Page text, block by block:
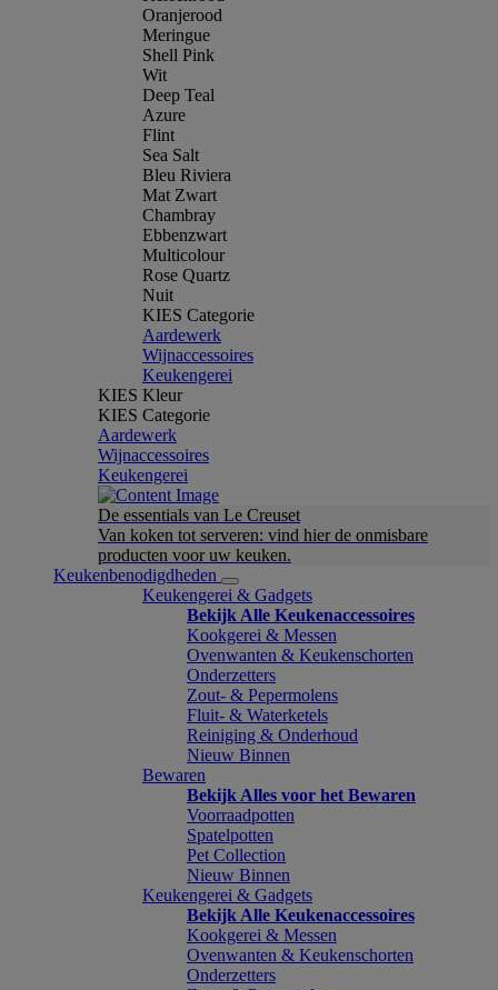
Oranjerood
Meringue
Shell Pink
Wit
Deep Teal
Azure
Flint
Sea Salt
Bleu Riviera
Mat Zwart
Chambray
Ebbenzwart
Multicolour
Rose Quartz
Nuit
KIES Categorie
Aardewerk
Wijnaccessoires
Keukengerei
KIES Kleur
KIES Categorie
Aardewerk
Wijnaccessoires
Keukengerei
De essentials van Le Creuset
Van koken tot serveren: vind hier de onmisbare
producten voor uw keuken.
Keukenbenodigdheden
Keukengerei & Gadgets
Bekijk Alle Keukenaccessoires
Kookgerei & Messen
Ovenwanten & Keukenschorten
Onderzetters
Zout- & Pepermolens
Fluit- & Waterketels
Reiniging & Onderhoud
Nieuw Binnen
Bewaren
Bekijk Alles voor het Bewaren
Voorraadpotten
Spatelpotten
Pet Collection
Nieuw Binnen
Keukengerei & Gadgets
Bekijk Alle Keukenaccessoires
Kookgerei & Messen
Ovenwanten & Keukenschorten
Onderzetters